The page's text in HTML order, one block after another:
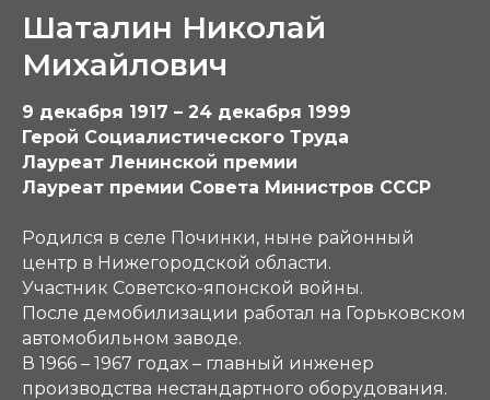
Шаталин Николай
Михайлович
9 декабря 1917 – 24 декабря 1999
Герой Социалистического Труда
Лауреат Ленинской премии
Лауреат премии Совета Министров СССР
Родился в селе Починки, ныне районный
центр в Нижегородской области.
Участник Советско-японской войны.
После демобилизации работал на Горьковском
автомобильном заводе.
В 1966 – 1967 годах – главный инженер
производства нестандартного оборудования.